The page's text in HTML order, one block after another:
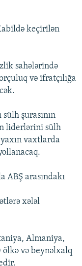
keçirilən
sahələrində
və ifratçılığa
şurasının
liderlərini sülh
yaxın vaxtlarda
ABŞ arasındakı
xələl
Almaniya,
və beynəlxalq